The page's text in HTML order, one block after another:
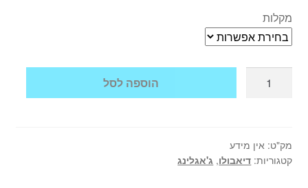
⁦200.00 ₪⁩
מקלות
הנריס
ציר
הוספה לסל
מק"ט: אין מידע
קטגוריות: דיאבולו, ג'אגלינג